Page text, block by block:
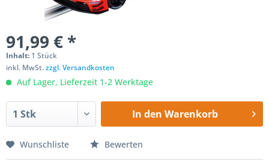
91,99 € *
Inhalt: 1 Stück
inkl. MwSt.zzgl. Versandkosten
Auf Lager, Lieferzeit 1-2 Werktage
In den Warenkorb
Wunschliste Bewerten